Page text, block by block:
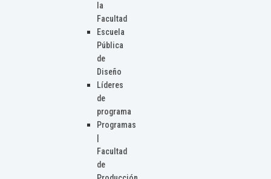
la
Facultad
Escuela
Pública
de
Diseño
Líderes
de
programa
Programas
Facultad
de